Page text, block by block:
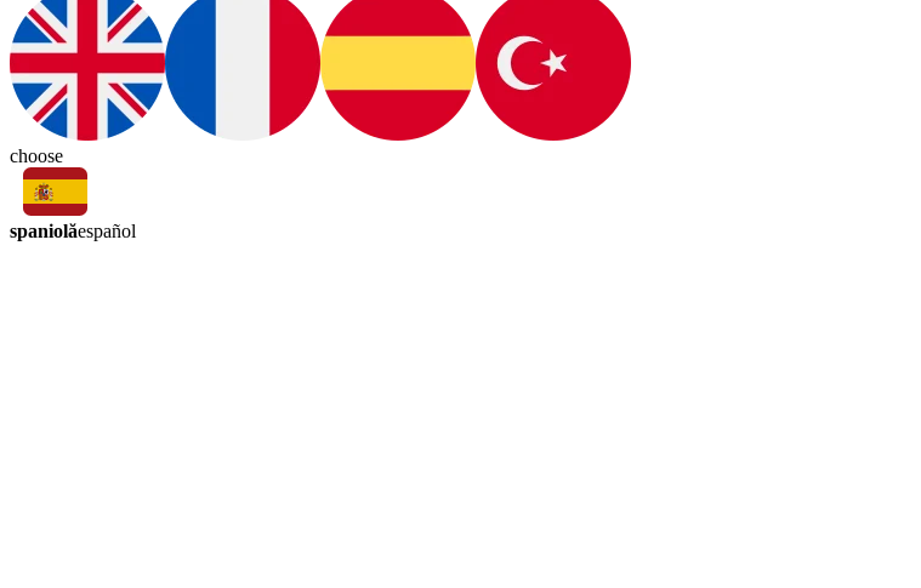
choose
spaniolăespañol